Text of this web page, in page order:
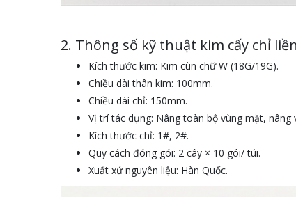
2. Thông số kỹ thuật kim cấy chỉ
Kích thước kim: Kim cùn chữ W (18G/19G).
Chiều dài thân kim: 100mm.
Chiều dài chỉ: 150mm.
Vị trí tác dụng: Nâng toàn bộ vùng mặt, nâng
Kích thước chỉ: 1#, 2#.
Quy cách đóng gói: 2 cây × 10 gói/ túi.
Xuất xứ nguyên liệu: Hàn Quốc.